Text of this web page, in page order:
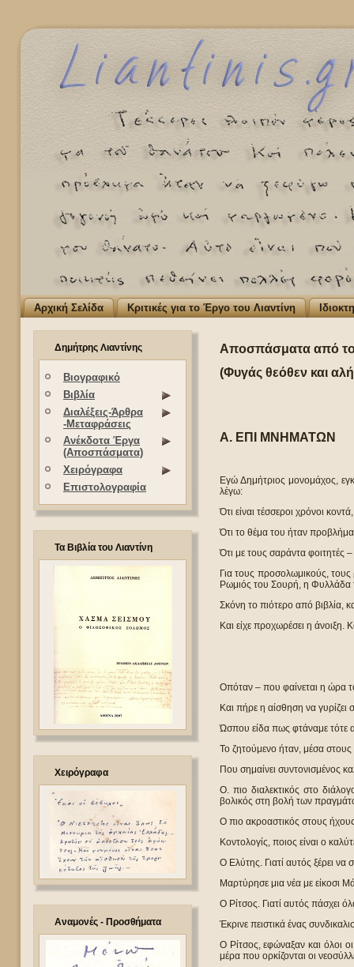
Αρχική Σελίδα Κριτικές για το Έργο του Λιαντίνη
Δημήτρης Λιαντίνης
Βιογραφικό
Βιβλία
Διαλέξεις-Άρθρα
-Μεταφράσεις
Ανέκδοτα Έργα
(Αποσπάσματα)
Χειρόγραφα
Επιστολογραφία
Τα Βιβλία του Λιαντίνη
Χειρόγραφα
Αναμονές - Προσθήματα
Αποσπάσματα από το
(Φυγάς θεόθεν και
Α. ΕΠΙ ΜΝΗΜΑΤΩΝ
Εγώ Δημήτριος μονομάχος,
λέγω:
Ότι είναι τέσσεροι χρόνοι
Ότι το θέμα του ήταν
Ότι με τους σαράντα φοιτητές
Για τους προσολωμικούς,
Ρωμιός του Σουρή, η Φυλλάδα
Σκόνη το πιότερο από βιβλία,
Και είχε προχωρέσει η
Οπόταν – που φαίνεται η ώρα
Και πήρε η αίσθηση να
Ώσπου είδα πως φτάναμε τότε
Το ζητούμενο ήταν, μέσα
Που σημαίνει συντονισμένος
Ο. πιο διαλεκτικός στο
βολικός στη βολή των
Ο πιο ακροαστικός στους
Κοντολογίς, ποιος είναι ο
Ο Ελύτης. Γιατί αυτός ξέρει να
Μαρτύρησε μια νέα με είκοσι
Ο Ρίτσος. Γιατί αυτός πάσχει
Έκρινε πειστικά ένας
Ο Ρίτσος, εφώναξαν και όλοι
μέρα που ορκίζονται οι